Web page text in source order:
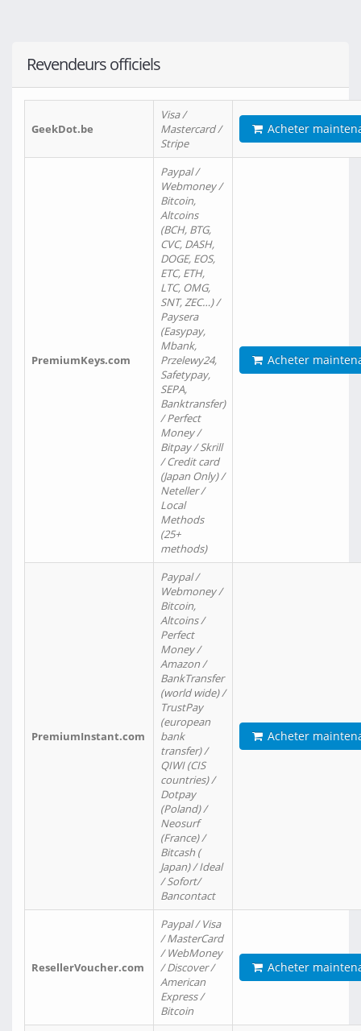
Revendeurs officiels
GeekDot.be
Visa /
Mastercard /
Stripe
Acheter
PremiumKeys.com
Paypal /
Webmoney /
Bitcoin,
Altcoins
(BCH, BTG,
CVC, DASH,
DOGE, EOS,
ETC, ETH,
LTC, OMG,
SNT, ZEC…) /
Paysera
(Easypay,
Mbank,
Przelewy24,
Safetypay,
SEPA,
Banktransfer)
/ Perfect
Money /
Bitpay / Skrill
/ Credit card
(Japan Only) /
Neteller /
Local
Methods
(25+
methods)
Acheter
PremiumInstant.com
Paypal /
Webmoney /
Bitcoin,
Altcoins /
Perfect
Money /
Amazon /
BankTransfer
(world wide) /
TrustPay
(european
bank
transfer) /
QIWI (CIS
countries) /
Dotpay
(Poland) /
Neosurf
(France) /
Bitcash (
Japan) / Ideal
/ Sofort/
Bancontact
Acheter
ResellerVoucher.com
Paypal / Visa
/ MasterCard
/ WebMoney
/ Discover /
American
Express /
Bitcoin
Acheter